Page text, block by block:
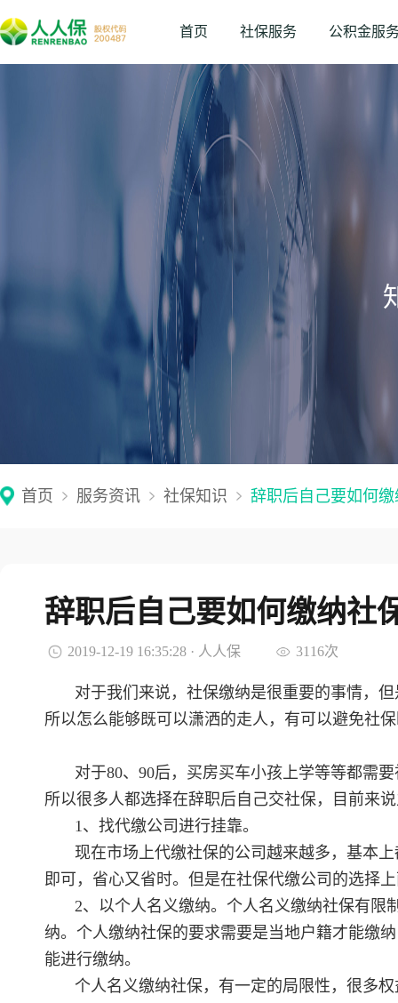
首页 社保服务 公积金服
首页 服务资讯 社保知识 辞职后自己要如何
辞职后自己要如何缴纳社
2019-12-19 16:35:28 · 人人保 3116次
对于我们来说，社保缴纳是很重要的事情，
所以怎么能够既可以潇洒的走人，有可以避免社
对于80、90后，买房买车小孩上学等等都需
所以很多人都选择在辞职后自己交社保，目前来
1、找代缴公司进行挂靠。
现在市场上代缴社保的公司越来越多，基本
即可，省心又省时。但是在社保代缴公司的选择
2、以个人名义缴纳。个人名义缴纳社保有限
纳。个人缴纳社保的要求需要是当地户籍才能缴
能进行缴纳。
个人名义缴纳社保，有一定的局限性，很多